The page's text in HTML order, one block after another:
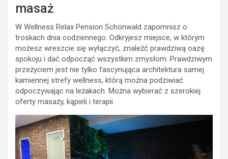
masaż
W Wellness Relax Pension Schönwald zapomnisz o
troskach dnia codziennego. Odkryjesz miejsce, w którym
możesz wreszcie się wyłączyć, znaleźć prawdziwą oazę
spokoju i dać odpocząć wszystkim zmysłom. Prawdziwym
przeżyciem jest nie tylko fascynująca architektura samej
kamiennej strefy wellness, którą można podziwiać
odpoczywając na leżakach. Można wybierać z szerokiej
oferty masaży, kąpieli i terapii.